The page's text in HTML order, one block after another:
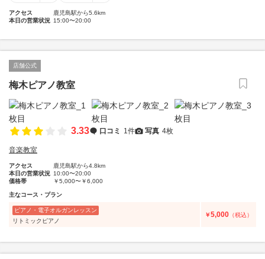
アクセス
鹿児島駅から5.6km
本日の営業状況 15:00〜20:00
店舗公式
梅木ピアノ教室
3.33 口コミ 1件 写真 4枚
音楽教室
アクセス
鹿児島駅から4.8km
本日の営業状況 10:00〜20:00
価格帯
￥5,000〜￥6,000
主なコース・プラン
ピアノ・電子オルガンレッスン
リトミックピアノ
￥5,000 （税込）